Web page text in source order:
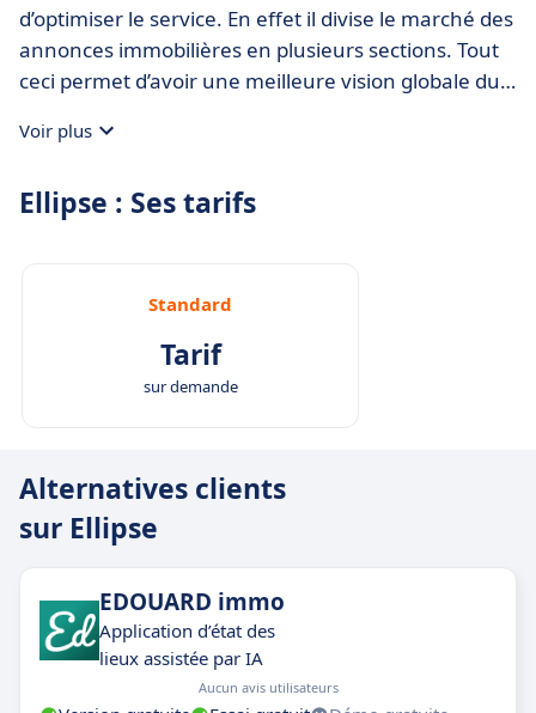
d’optimiser le service. En effet il divise le marché des
annonces immobilières en plusieurs sections. Tout
ceci permet d’avoir une meilleure vision globale du
Voir plus
Ellipse : Ses tarifs
Standard
Tarif
sur demande
Alternatives clients
sur Ellipse
EDOUARD immo
Application d’état des
lieux assistée par IA
Aucun avis utilisateurs